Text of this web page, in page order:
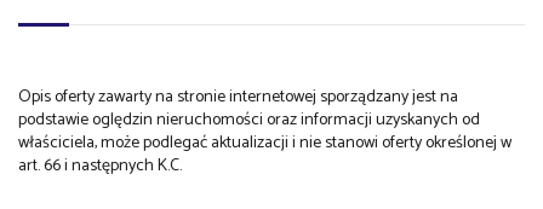
Opis oferty zawarty na stronie internetowej sporządzany jest na
podstawie oględzin nieruchomości oraz informacji uzyskanych od
właściciela, może podlegać aktualizacji i nie stanowi oferty określonej w
art. 66 i następnych K.C.